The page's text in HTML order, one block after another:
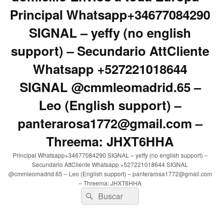
Principal Whatsapp+34677084290
SIGNAL – yeffy (no english
support) – Secundario AttCliente
Whatsapp +527221018644
SIGNAL @cmmleomadrid.65 –
Leo (English support) –
panterarosa1772@gmail.com –
Threema: JHXT6HHA
Principal Whatsapp+34677084290 SIGNAL – yeffy (no english support) –
Secundario AttCliente Whatsapp +527221018644 SIGNAL
@cmmleomadrid.65 – Leo (English support) – panterarosa1772@gmail.com
– Threema: JHXT6HHA
Buscar
por:
Buscar